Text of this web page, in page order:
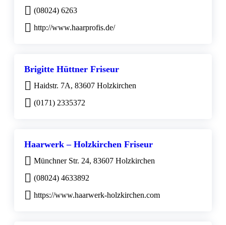
(08024) 6263
http://www.haarprofis.de/
Brigitte Hüttner Friseur
Haidstr. 7A, 83607 Holzkirchen
(0171) 2335372
Haarwerk – Holzkirchen Friseur
Münchner Str. 24, 83607 Holzkirchen
(08024) 4633892
https://www.haarwerk-holzkirchen.com